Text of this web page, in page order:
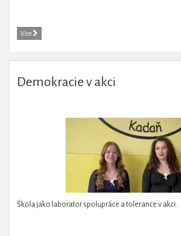
Více
Demokracie v akci
Škola jako laborator spolupráce a tolerance v akci.